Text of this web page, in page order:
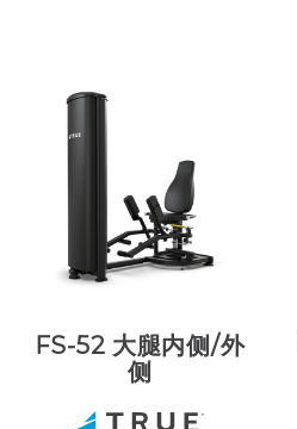
FS-52 大腿内侧/外
侧